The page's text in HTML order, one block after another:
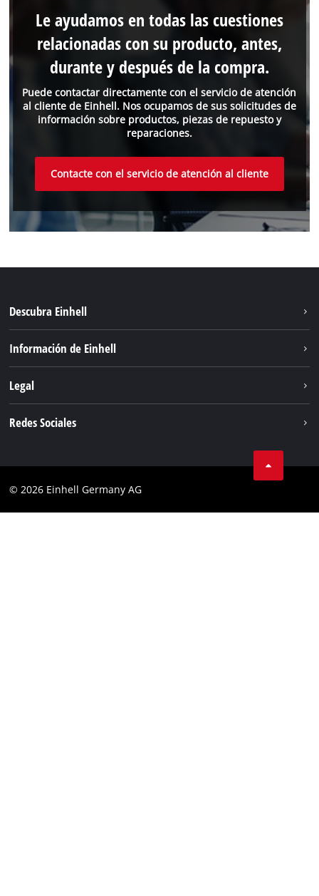
Puede contactar directamente con el servicio de atención
al cliente de Einhell. Nos ocupamos de sus solicitudes de
información sobre productos, piezas de repuesto y
reparaciones.
Le ayudamos en todas las cuestiones
relacionadas con su producto, antes,
durante y después de la compra.
Contacte con el servicio de atención al cliente
Descubra Einhell
Información de Einhell
Einhell global
Legal
Redes Sociales
© 2026 Einhell Germany AG